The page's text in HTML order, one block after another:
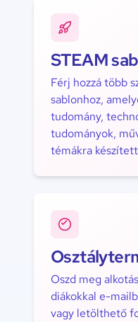
STEAM
Férj hozzá több
sablonhoz,
tudomány,
tudományok,
témákra
Oszd meg
diákokkal e-
vagy letölthető